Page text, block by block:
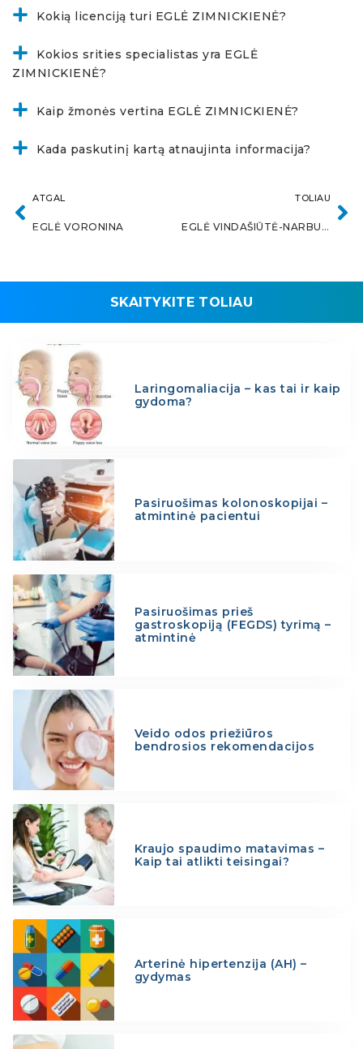
Kokią licenciją turi EGLĖ ZIMNICKIENĖ?
Kokios srities specialistas yra EGLĖ
ZIMNICKIENĖ?
Kaip žmonės vertina EGLĖ ZIMNICKIENĖ?
Kada paskutinį kartą atnaujinta informacija?
ATGAL
EGLĖ VORONINA
TOLIAU
EGLĖ VINDAŠIŪTĖ-NARBUTĖ
SKAITYKITE TOLIAU
Laringomaliacija – kas tai ir kaip
gydoma?
Pasiruošimas kolonoskopijai –
atmintinė pacientui
Pasiruošimas prieš
gastroskopiją (FEGDS) tyrimą –
atmintinė
Veido odos priežiūros
bendrosios rekomendacijos
Kraujo spaudimo matavimas –
Kaip tai atlikti teisingai?
Arterinė hipertenzija (AH) –
gydymas